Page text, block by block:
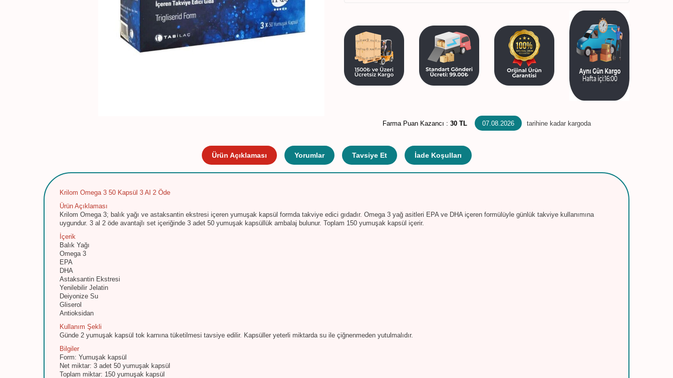
Farma Puan Kazancı : 30 TL 07.08.2026 tarihine kadar kargoda
Ürün Açıklaması Yorumlar Tavsiye Et İade Koşulları
Krilom Omega 3 50 Kapsül 3 Al 2 Öde
Ürün Açıklaması
Krilom Omega 3; balık yağı ve astaksantin ekstresi içeren yumuşak kapsül formda takviye edici gıdadır. Omega 3 yağ asitleri EPA ve DHA içeren formülüyle günlük takviye kullanımına
uygundur. 3 al 2 öde avantajlı set içeriğinde 3 adet 50 yumuşak kapsüllük ambalaj bulunur. Toplam 150 yumuşak kapsül içerir.
İçerik
Balık Yağı
Omega 3
EPA
DHA
Astaksantin Ekstresi
Yenilebilir Jelatin
Deiyonize Su
Gliserol
Antioksidan
Kullanım Şekli
Günde 2 yumuşak kapsül tok karnına tüketilmesi tavsiye edilir. Kapsüller yeterli miktarda su ile çiğnenmeden yutulmalıdır.
Bilgiler
Form: Yumuşak kapsül
Net miktar: 3 adet 50 yumuşak kapsül
Toplam miktar: 150 yumuşak kapsül